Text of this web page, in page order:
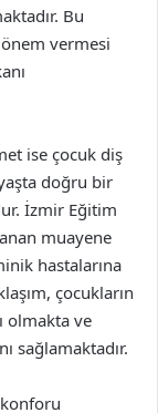
Bu
vermesi
ise çocuk diş
doğru bir
İzmir Eğitim
muayene
hastalarına
çocukların
olmakta ve
sağlamaktadır.